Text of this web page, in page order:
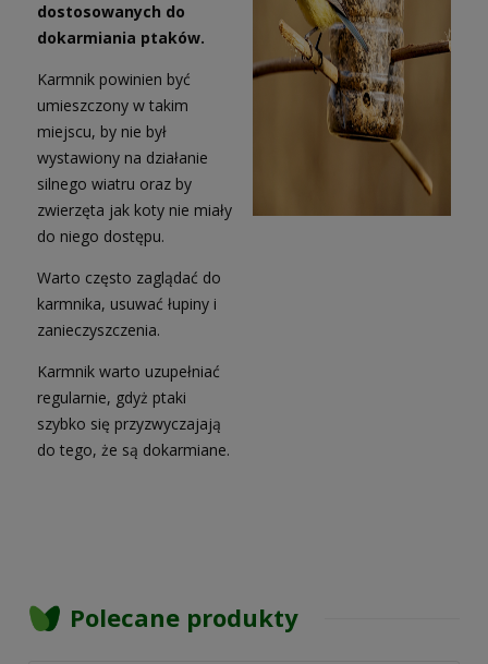
dostosowanych do
dokarmiania ptaków.
Karmnik powinien być
umieszczony w takim
miejscu, by nie był
wystawiony na działanie
silnego wiatru oraz by
zwierzęta jak koty nie miały
do niego dostępu.
Warto często zaglądać do
karmnika, usuwać łupiny i
zanieczyszczenia.
Karmnik warto uzupełniać
regularnie, gdyż ptaki
szybko się przyzwyczajają
do tego, że są dokarmiane.
Polecane produkty